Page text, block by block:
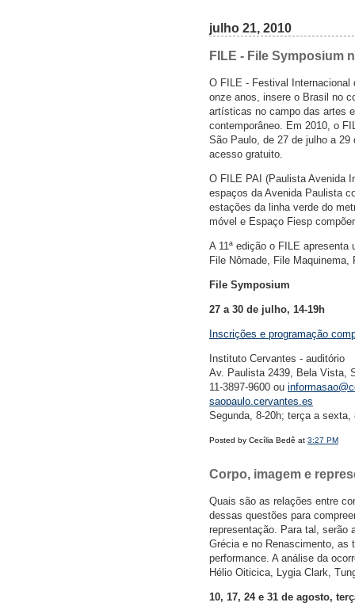
julho 21, 2010
FILE - File Symposium
O FILE - Festival Internacional
onze anos, insere o Brasil no
artísticas no campo das artes
contemporâneo. Em 2010, o
São Paulo, de 27 de julho a
acesso gratuito.
O FILE PAI (Paulista Avenida
espaços da Avenida Paulista
estações da linha verde do
móvel e Espaço Fiesp
A 11ª edição o FILE
File Nômade, File
File Symposium
27 a 30 de julho, 14-19h
Inscrições e programação
Instituto Cervantes - auditório
Av. Paulista 2439, Bela Vista,
11-3897-9600 ou
saopaulo.cervantes.es
Segunda, 8-20h; terça a sexta,
Posted by Cecília Bedê at 3:27 PM
Corpo, imagem e
Quais são as relações entre
dessas questões para
representação. Para tal, serão
Grécia e no Renascimento, as
performance. A análise da
Hélio Oiticica, Lygia Clark,
10, 17, 24 e 31 de agosto,